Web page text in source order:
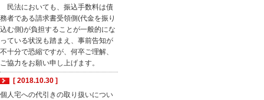
民法においても、振込手数料は債
務者である請求書受領側(代金を振り
込む側)が負担することが一般的にな
っている状況も踏まえ、事前告知が
不十分で恐縮ですが、何卒ご理解、
ご協力をお願い申し上げます。
[ 2018.10.30 ]
個人宅への代引きの取り扱いについ